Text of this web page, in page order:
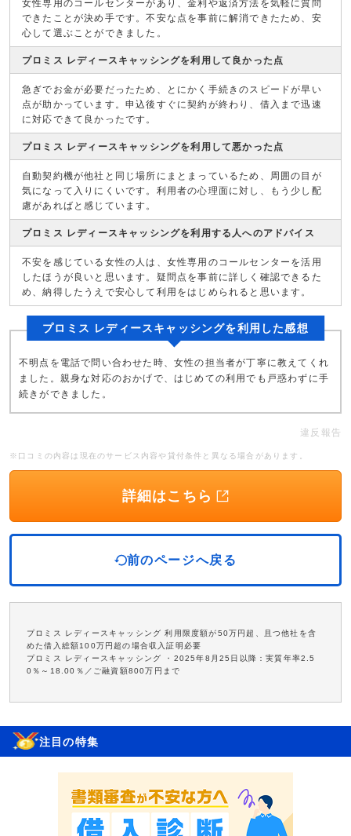
女性専用のコールセンターがあり、金利や返済方法を気軽に質問
できたことが決め手です。不安な点を事前に解消できたため、安
心して選ぶことができました。
プロミス レディースキャッシングを利用して良かった点
急ぎでお金が必要だったため、とにかく手続きのスピードが早い
点が助かっています。申込後すぐに契約が終わり、借入まで迅速
に対応できて良かったです。
プロミス レディースキャッシングを利用して悪かった点
自動契約機が他社と同じ場所にまとまっているため、周囲の目が
気になって入りにくいです。利用者の心理面に対し、もう少し配
慮があればと感じています。
プロミス レディースキャッシングを利用する人へのアドバイス
不安を感じている女性の人は、女性専用のコールセンターを活用
したほうが良いと思います。疑問点を事前に詳しく確認できるた
め、納得したうえで安心して利用をはじめられると思います。
プロミス レディースキャッシングを利用した感想
不明点を電話で問い合わせた時、女性の担当者が丁寧に教えてくれ
ました。親身な対応のおかげで、はじめての利用でも戸惑わずに手
続きができました。
違反報告
※口コミの内容は現在のサービス内容や貸付条件と異なる場合があります。
詳細はこちら
前のページへ戻る
プロミス レディースキャッシング 利用限度額が50万円超、且つ他社を含
めた借入総額100万円超の場合収入証明必要
プロミス レディースキャッシング ・2025年8月25日以降：実質年率2.5
0％～18.00％／ご融資額800万円まで
注目の特集